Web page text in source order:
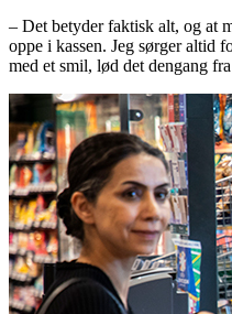
– Det betyder faktisk alt, og at
oppe i kassen. Jeg sørger altid
med et smil, lød det dengang